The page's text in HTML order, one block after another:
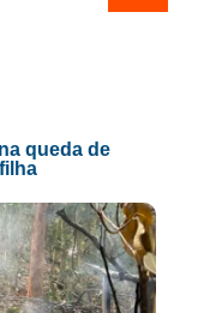
queda de